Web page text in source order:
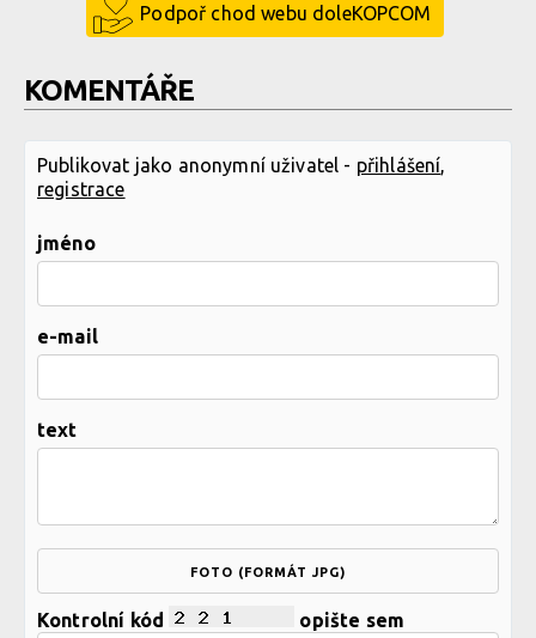
Podpoř chod webu doleKOPCOM
KOMENTÁŘE
Publikovat jako anonymní uživatel - přihlášení
registrace
jméno
e-mail
text
FOTO (FORMÁT JPG)
Kontrolní kód opište sem